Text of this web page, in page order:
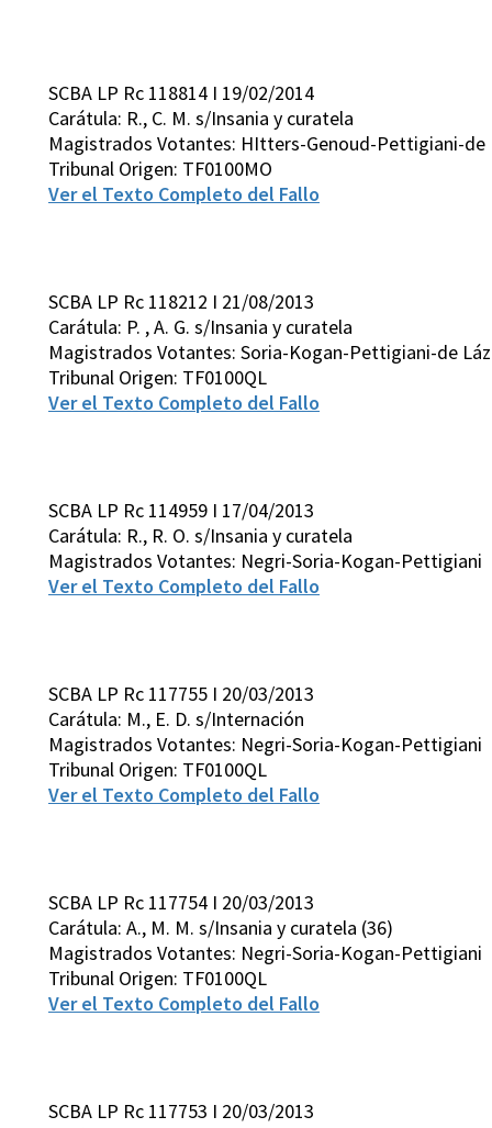
SCBA LP Rc 118814 I 19/02/2014
Carátula: R., C. M. s/Insania y curatela
Magistrados Votantes: HItters-Genoud-Pettigiani-de
Tribunal Origen: TF0100MO
Ver el Texto Completo del Fallo
SCBA LP Rc 118212 I 21/08/2013
Carátula: P. , A. G. s/Insania y curatela
Magistrados Votantes: Soria-Kogan-Pettigiani-de
Tribunal Origen: TF0100QL
Ver el Texto Completo del Fallo
SCBA LP Rc 114959 I 17/04/2013
Carátula: R., R. O. s/Insania y curatela
Magistrados Votantes: Negri-Soria-Kogan-Pettigiani
Ver el Texto Completo del Fallo
SCBA LP Rc 117755 I 20/03/2013
Carátula: M., E. D. s/Internación
Magistrados Votantes: Negri-Soria-Kogan-Pettigiani
Tribunal Origen: TF0100QL
Ver el Texto Completo del Fallo
SCBA LP Rc 117754 I 20/03/2013
Carátula: A., M. M. s/Insania y curatela (36)
Magistrados Votantes: Negri-Soria-Kogan-Pettigiani
Tribunal Origen: TF0100QL
Ver el Texto Completo del Fallo
SCBA LP Rc 117753 I 20/03/2013